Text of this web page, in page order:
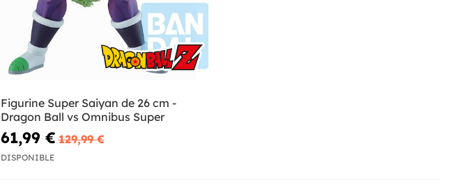
Figurine Super Saiyan de 26 cm -
Dragon Ball vs Omnibus Super
61,99 € 129,99 €
DISPONIBLE